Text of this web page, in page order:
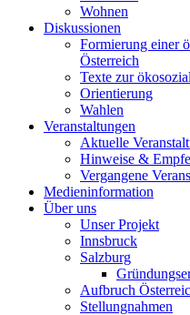
Wohnen
Diskussionen
Formierung einer
Österreich
Texte zur
Orientierung
Wahlen
Veranstaltungen
Aktuelle
Hinweise &
Vergangene
Medieninformation
Über uns
Unser Projekt
Innsbruck
Salzburg
Aufbruch
Stellungnahmen